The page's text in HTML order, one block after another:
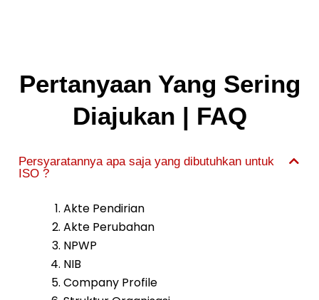
Pertanyaan Yang Sering
Diajukan | FAQ
Persyaratannya apa saja yang dibutuhkan untuk
ISO ?
Akte Pendirian
Akte Perubahan
NPWP
NIB
Company Profile